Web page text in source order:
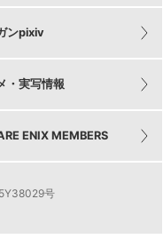
ンpixiv
・実写情報
ENIX MEMBERS
号